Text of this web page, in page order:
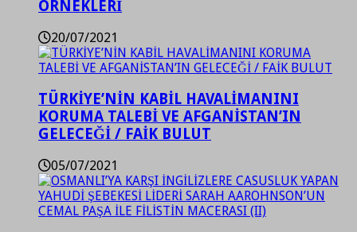
ÖRNEKLERİ
20/07/2021
TÜRKİYE’NİN KABİL HAVALİMANINI
KORUMA TALEBİ VE AFGANİSTAN’IN
GELECEĞİ / FAİK BULUT
05/07/2021